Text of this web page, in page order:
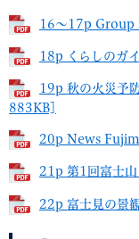
16～17p Group
18p くらしのガ
19p 秋の火災予
883KB]
20p News
21p 第1回富士
22p 富士見の景